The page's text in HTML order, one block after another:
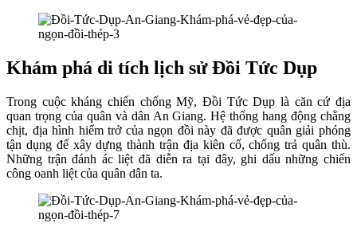
Khám phá di tích lịch sử Đồi Tức Dụp
Trong cuộc kháng chiến chống Mỹ, Đồi Tức Dụp là căn cứ địa
quan trọng của quân và dân An Giang. Hệ thống hang động chằng
chịt, địa hình hiểm trở của ngọn đồi này đã được quân giải phóng
tận dụng để xây dựng thành trận địa kiên cố, chống trả quân thù.
Những trận đánh ác liệt đã diễn ra tại đây, ghi dấu những chiến
công oanh liệt của quân dân ta.